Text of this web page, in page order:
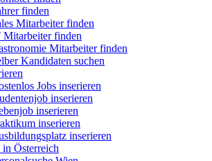
finden
Mitarbeiter finden
Mitarbeiter finden
Mitarbeiter finden
Kandidaten suchen
Jobs inserieren
inserieren
inserieren
inserieren
inserieren
in Österreich